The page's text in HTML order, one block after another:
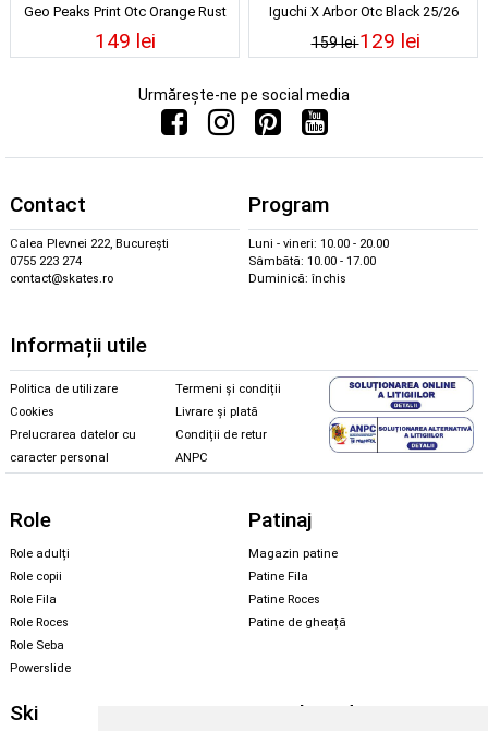
Geo Peaks Print Otc Orange Rust
25/26
149 lei
Iguchi X Arbor Otc Black 25/26
159 lei129 lei
Urmărește-ne pe social media
Contact
Calea Plevnei 222, București
0755 223 274
contact@skates.ro
Program
Luni - vineri: 10.00 - 20.00
Sâmbătă: 10.00 - 17.00
Duminică: închis
Informații utile
Politica de utilizare
Cookies
Prelucrarea datelor cu
caracter personal
Termeni și condiții
Livrare și plată
Condiții de retur
ANPC
Role
Role adulți
Role copii
Role Fila
Role Roces
Role Seba
Powerslide
Patinaj
Magazin patine
Patine Fila
Patine Roces
Patine de gheață
Ski Snowboard